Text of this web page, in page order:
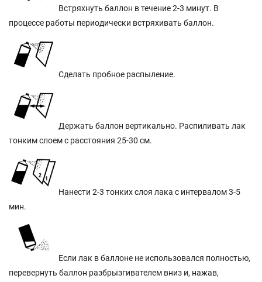
Встряхнуть баллон в течение 2-3 минут. В
процессе работы периодически встряхивать баллон.
Сделать пробное распыление.
Держать баллон вертикально. Распиливать лак
тонким слоем с расстояния 25-30 см.
Нанести 2-3 тонких слоя лака с интервалом 3-5
мин.
Если лак в баллоне не использовался полностью,
перевернуть баллон разбрызгивателем вниз и, нажав,